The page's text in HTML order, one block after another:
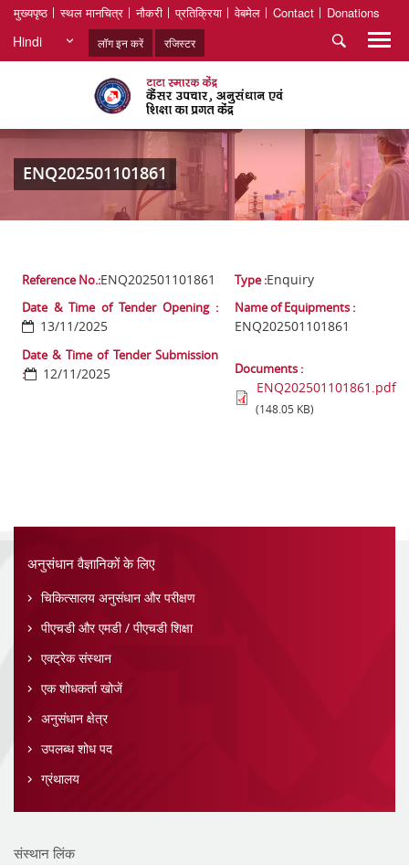
मुख्यपृष्ठ स्थल मानचित्र नौकरी प्रतिक्रिया वेबमेल Contact Donations
Hindi लॉग इन करें रजिस्टर
ENQ202501101861
Reference No.:ENQ202501101861
Date & Time of Tender Opening :
13/11/2025
Date & Time of Tender Submission
:
12/11/2025
Type :Enquiry
Name of Equipments :
ENQ202501101861
Documents :
ENQ202501101861.pdf
(148.05 KB)
अनुसंधान वैज्ञानिकों के लिए
चिकित्सालय अनुसंधान और परीक्षण
पीएचडी और एमडी / पीएचडी शिक्षा
एक्ट्रेक संस्थान
एक शोधकर्ता खोजें
अनुसंधान क्षेत्र
उपलब्ध शोध पद
ग्रंथालय
संस्थान लिंक